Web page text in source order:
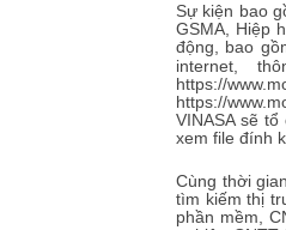
Sự kiện bao
GSMA, Hiệp
động, bao
internet,
https://
https://
VINASA sẽ
xem file đính
Cùng thời
tìm kiếm thị
phần mềm,